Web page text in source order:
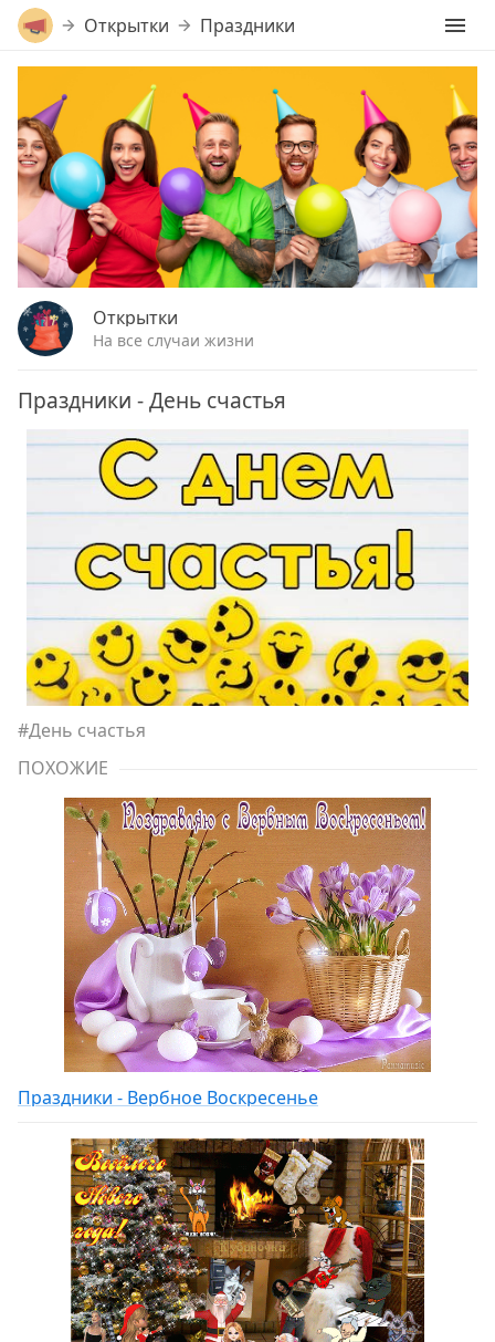
Открытки Праздники
Открытки
На все случаи жизни
Праздники - День счастья
#День счастья
ПОХОЖИЕ
Праздники - Вербное Воскресенье